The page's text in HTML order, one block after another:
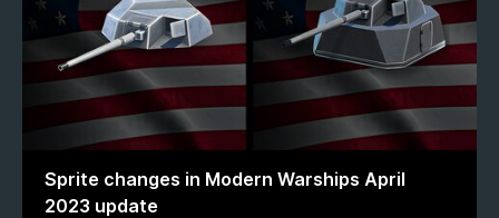
Sprite changes in Modern Warships April
2023 update